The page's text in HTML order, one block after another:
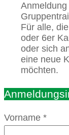
Anmeldung
Für alle,
oder 6er
oder sich
eine neue
möchten.
Vorname *